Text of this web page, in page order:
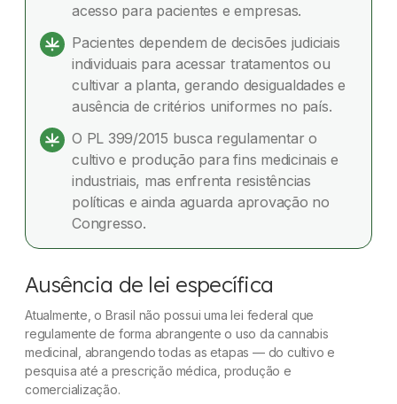
acesso para pacientes e empresas.
Pacientes dependem de decisões judiciais
individuais para acessar tratamentos ou
cultivar a planta, gerando desigualdades e
ausência de critérios uniformes no país.
O PL 399/2015 busca regulamentar o
cultivo e produção para fins medicinais e
industriais, mas enfrenta resistências
políticas e ainda aguarda aprovação no
Congresso.
Ausência de lei específica
Atualmente, o Brasil não possui uma lei federal que
regulamente de forma abrangente o uso da cannabis
medicinal, abrangendo todas as etapas — do cultivo e
pesquisa até a prescrição médica, produção e
comercialização.